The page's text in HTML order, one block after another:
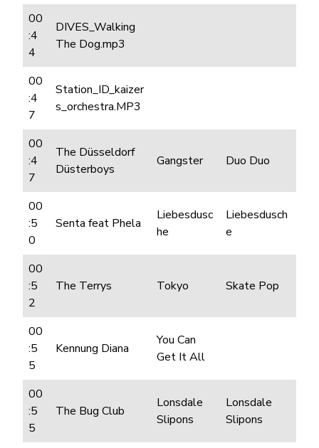
00
:4
4
DIVES_Walking
The Dog.mp3
00
:4
7
Station_ID_kaizer
s_orchestra.MP3
00
:4
7
The Düsseldorf
Düsterboys
Gangster Duo Duo
00
:5
0
Senta feat Phela
Liebesdusc
he
Liebesdusch
e
00
:5
2
The Terrys Tokyo Skate Pop
00
:5
5
Kennung Diana
You Can
Get It All
00
:5
5
The Bug Club
Lonsdale
Slipons
Lonsdale
Slipons